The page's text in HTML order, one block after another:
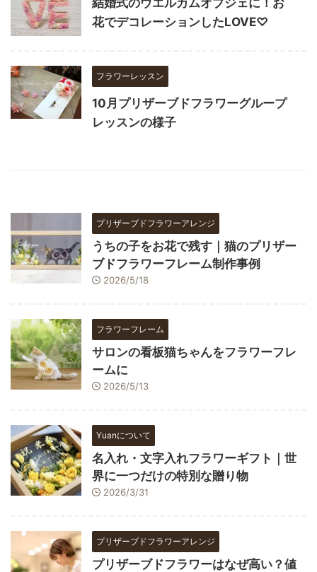
花でデコレーションしたLOVE♡
フラワーレッスン
10月プリザーブドフラワーグループ
レッスンの様子
プリザーブドフラワーアレンジ
うちの子をお花で残す｜猫のプリザー
ブドフラワーフレーム制作事例
2026/5/18
フラワーフレーム
サロンの看板猫ちゃんをフラワーフレ
ームに
2026/5/13
Yuanについて
名入れ・文字入れフラワーギフト｜世
界に一つだけの特別な贈り物
2026/3/31
プリザーブドフラワーアレンジ
プリザーブドフラワーはなぜ高い？値